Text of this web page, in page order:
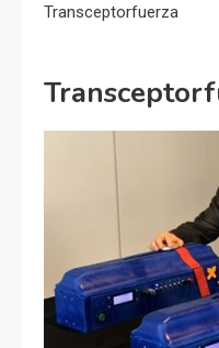
Transceptorfuerza